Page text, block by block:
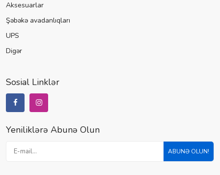
Aksesuarlar
Şəbəkə avadanlıqları
UPS
Digər
Sosial Linklər
Yeniliklərə Abunə Olun
ABUNƏ OLUN!